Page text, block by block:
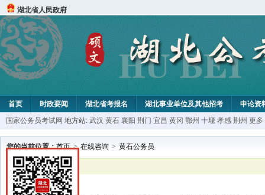
湖北省人民政府
首页 时政要闻 湖北省考报名 湖北事业单位及其他招考
申论资
国家公务员考试网 地方站: 武汉 黄石 襄阳 荆门 宜昌 黄冈 鄂州 十堰 孝感 荆州 更多
您的当前位置：首页 > 在线咨询 > 黄石公务员
已解决
黄石公务员